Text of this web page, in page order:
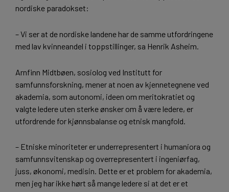
nordiske paradokset:
– Vi ser at de nordiske landene har de samme utfordringene
med lav kvinneandel i toppstillinger, sa Henrik Asheim.
Arnfinn Midtbøen, sosiolog ved Institutt for
samfunnsforskning, mener at noen av kjennetegnene ved
akademia, som autonomi, ideen om meritokratiet og
valgte ledere uten sterke ønsker om å være ledere, er
utfordrende for kjønnsbalanse og etnisk mangfold.
– Etniske minoriteter er underrepresentert i humaniora og
samfunnsvitenskap og overrepresentert i ingeniørfag,
juss, økonomi, medisin. Dette er et problem for akademia,
men jeg har ikke hørt så mange ledere si at det er et